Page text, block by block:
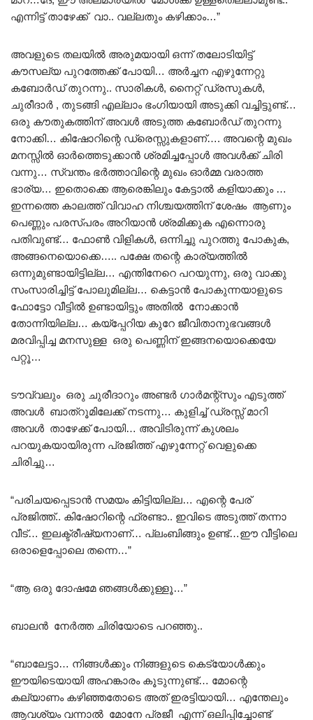
എന്നിട്ട് താഴേക്ക് വാ.. വല്ലതും കഴിക്കാം…”
അവളുടെ തലയിൽ അരുമയായി ഒന്ന് തലോടിയിട്ട്
കൗസല്യ പുറത്തേക്ക് പോയി… അർച്ചന എഴുന്നേറ്റു
കബോർഡ് തുറന്നു.. സാരികൾ, നൈറ്റ്‌ ഡ്രസുകൾ,
ചുരീദാർ , തുടങ്ങി എല്ലാം ഭംഗിയായി അടുക്കി വച്ചിട്ടുണ്ട്…
ഒരു കൗതുകത്തിന് അവൾ അടുത്ത കബോർഡ് തുറന്നു
നോക്കി… കിഷോറിന്റെ ഡ്രെസ്സുകളാണ്…. അവന്റെ മുഖം
മനസ്സിൽ ഓർത്തെടുക്കാൻ ശ്രമിച്ചപ്പോൾ അവൾക്ക് ചിരി
വന്നു… സ്വന്തം ഭർത്താവിന്റെ മുഖം ഓർമ്മ വരാത്ത
ഭാര്യ… ഇതൊക്കെ ആരെങ്കിലും കേട്ടാൽ കളിയാക്കും …
ഇന്നത്തെ കാലത്ത് വിവാഹ നിശ്ചയത്തിന് ശേഷം ആണും
പെണ്ണും പരസ്പരം അറിയാൻ ശ്രമിക്കുക എന്നൊരു
പതിവുണ്ട്… ഫോൺ വിളികൾ, ഒന്നിച്ചു പുറത്തു പോകുക,
അങ്ങനെയൊക്കെ….. പക്ഷേ തന്റെ കാര്യത്തിൽ
ഒന്നുമുണ്ടായിട്ടില്ല… എന്തിനേറെ പറയുന്നു, ഒരു വാക്കു
സംസാരിച്ചിട്ട് പോലുമില്ല… കെട്ടാൻ പോകുന്നയാളുടെ
ഫോട്ടോ വീട്ടിൽ ഉണ്ടായിട്ടും അതിൽ നോക്കാൻ
തോന്നിയില്ല… കയ്പ്പേറിയ കുറേ ജീവിതാനുഭവങ്ങൾ
മരവിപ്പിച്ച മനസുള്ള ഒരു പെണ്ണിന് ഇങ്ങനയൊക്കെയേ
പറ്റൂ…
ടൗവ്വലും ഒരു ചുരീദാറും അണ്ടർ ഗാർമന്റ്സും എടുത്ത്
അവൾ ബാത്‌റൂമിലേക്ക് നടന്നു… കുളിച്ച് ഡ്രസ്സ്‌ മാറി
അവൾ താഴേക്ക് പോയി… അവിടിരുന്ന് കുശലം
പറയുകയായിരുന്ന പ്രജിത്ത് എഴുന്നേറ്റ് വെളുക്കെ
ചിരിച്ചു…
“പരിചയപ്പെടാൻ സമയം കിട്ടിയില്ല… എന്റെ പേര്
പ്രജിത്ത്.. കിഷോറിന്റെ ഫ്രണ്ടാ.. ഇവിടെ അടുത്ത് തന്നാ
വീട്… ഇലക്ട്രീഷ്യനാണ്… പ്ലംബിങ്ങും ഉണ്ട്…ഈ വീട്ടിലെ
ഒരാളെപ്പോലെ തന്നെ…”
“ആ ഒരു ദോഷമേ ഞങ്ങൾക്കുള്ളൂ…”
ബാലൻ നേർത്ത ചിരിയോടെ പറഞ്ഞു..
“ബാലേട്ടാ… നിങ്ങൾക്കും നിങ്ങളുടെ കെട്യോൾക്കും
ഈയിടെയായി അഹങ്കാരം കൂടുന്നുണ്ട്… മോന്റെ
കല്യാണം കഴിഞ്ഞതോടെ അത് ഇരട്ടിയായി… എന്തേലും
ആവശ്യം വന്നാൽ മോനേ പ്രജീ എന്ന് ഒലിപ്പിച്ചോണ്ട്